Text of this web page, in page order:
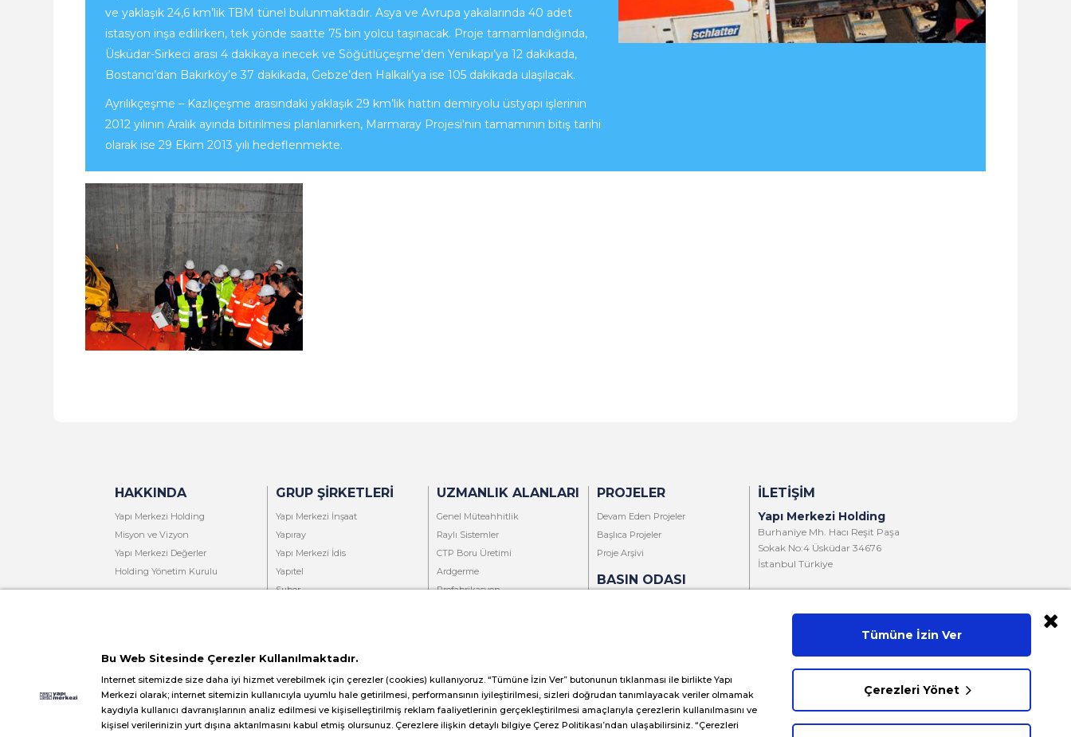
ve yaklaşık 24,6 km’lik TBM tünel bulunmaktadır. Asya ve Avrupa yakalarında 40 adet
istasyon inşa edilirken, tek yönde saatte 75 bin yolcu taşınacak. Proje tamamlandığında,
Üsküdar-Sirkeci arası 4 dakikaya inecek ve Söğütlüçeşme’den Yenikapı’ya 12 dakikada,
Bostancı’dan Bakırköy’e 37 dakikada, Gebze’den Halkalı’ya ise 105 dakikada ulaşılacak.
Ayrılıkçeşme – Kazlıçeşme arasındaki yaklaşık 29 km’lik hattın demiryolu üstyapı işlerinin
2012 yılının Aralık ayında bitirilmesi planlanırken, Marmaray Projesi'nin tamamının bitiş tarihi
olarak ise 29 Ekim 2013 yılı hedeflenmekte.
Bu Web Sitesinde Çerezler Kullanılmaktadır.
Internet sitemizde size daha iyi hizmet verebilmek için çerezler (cookies) kullanıyoruz. “Tümüne İzin Ver” butonunun tıklanması ile birlikte Yapı
Merkezi olarak; internet sitemizin kullanıcıyla uyumlu hale getirilmesi, performansının iyileştirilmesi, sizleri doğrudan tanımlayacak veriler olmamak
kaydıyla kullanıcı davranışlarının analiz edilmesi ve kişiselleştirilmiş reklam faaliyetlerinin gerçekleştirilmesi amaçlarıyla çerezlerin kullanılmasını ve
kişisel verilerinizin yurt dışına aktarılmasını kabul etmiş olursunuz. Çerezlere ilişkin detaylı bilgiye Çerez Politikası’ndan ulaşabilirsiniz. “Çerezleri
Tümüne İzin Ver
Çerezleri Yönet
HAKKINDA
Yapı Merkezi Holding
Misyon ve Vizyon
Yapı Merkezi Değerler
Holding Yönetim Kurulu
GRUP ŞIRKETLERI
Yapı Merkezi İnşaat
Yapıray
Yapı Merkezi İdis
Yapıtel
Subor
UZMANLIK ALANLARI
Genel Müteahhitlik
Raylı Sistemler
CTP Boru Üretimi
Ardgerme
Prefabrikasyon
İzleme, Denetim ve İletişim
PROJELER
Devam Eden Projeler
Başlıca Projeler
Proje Arşivi
BASIN ODASI
YM Biz Dergisi
İLETIŞIM
Yapı Merkezi Holding
Burhaniye Mh. Hacı Reşit Paşa
Sokak No:4 Üsküdar 34676
İstanbul Türkiye
+90 216 321 90 13
insan.kaynaklari@ym.com.tr